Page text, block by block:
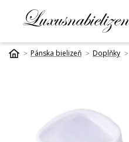
Pánska bielizeň Doplňky